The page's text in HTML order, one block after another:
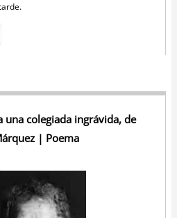
una colegiada ingrávida, de
| Poema